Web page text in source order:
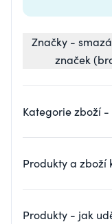
Značky -
značek
Kategorie zboží
Produkty a zboží
Produkty - jak